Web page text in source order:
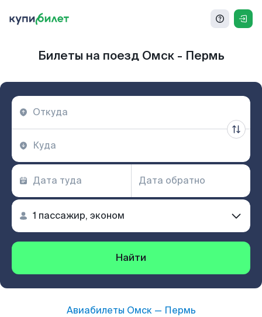
Билеты на поезд Омск - Пермь
Найти
Авиабилеты Омск— Пермь